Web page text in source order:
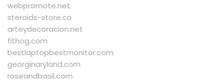
webpromote.net
steroids-store.co
arteydecoracion.net
fithog.com
bestlaptopbestmonitor.com
georginaryland.com
roseandbasil.com